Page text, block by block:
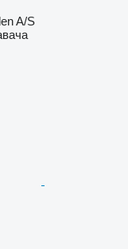
A/S